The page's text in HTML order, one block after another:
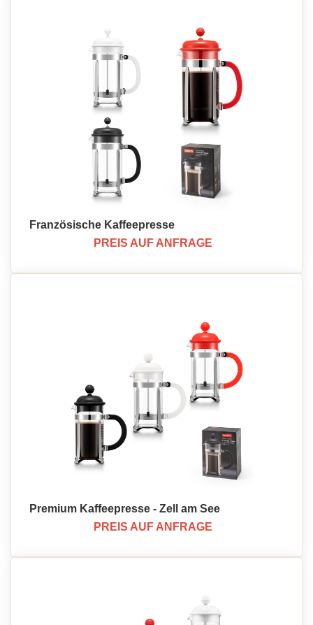
Französische Kaffeepresse
PREIS AUF ANFRAGE
Premium Kaffeepresse - Zell am See
PREIS AUF ANFRAGE